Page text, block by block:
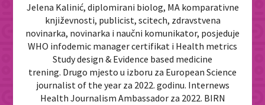
Jelena Kalinić, diplomirani biolog, MA komparativne
književnosti, publicist, scitech, zdravstvena
novinarka, novinarka i naučni komunikator, posjeduje
WHO infodemic manager certifikat i Health metrics
Study design & Evidence based medicine
trening. Drugo mjesto u izboru za European Science
journalist of the year za 2022. godinu. Internews
Health Journalism Ambassador za 2022. BIRN